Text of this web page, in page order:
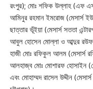
রংপুর); মোঃ শফিক উল্লাহ (এফ এস
আমিনুর রহমান ইমরোজ (মেসার্স
ছাত্তার ভূঁইয়া (মেসার্স সততা
আবুল হোসেন মোল্লা ও আব্দুর রউফ
হাজী মোঃ রফিকুল আলম (মেসার্স
আলহাজ্ব মোঃ মোশারফ হোসাইন
এবং মোহাম্মদ রাসেল উদ্দীন